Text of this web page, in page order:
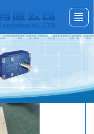
LBS